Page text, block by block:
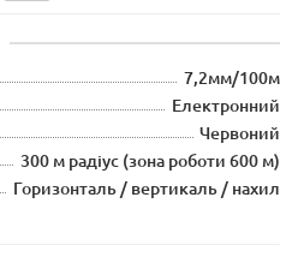
7,2мм/100м
Електронний
Червоний
300 м радіус (зона роботи 600 м)
Горизонталь / вертикаль / нахил